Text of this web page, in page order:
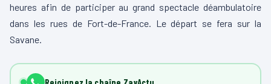
heures afin de participer au grand spectacle déambulatoire
dans les rues de Fort-de-France. Le départ se fera sur la
Savane.